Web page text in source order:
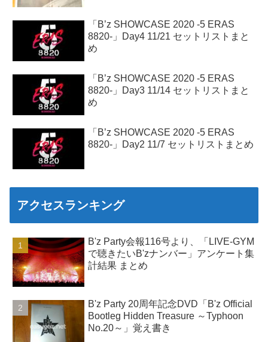
「B’z SHOWCASE 2020 -5 ERAS
8820-」Day4 11/21 セットリストまと
め
「B’z SHOWCASE 2020 -5 ERAS
8820-」Day3 11/14 セットリストまと
め
「B’z SHOWCASE 2020 -5 ERAS
8820-」Day2 11/7 セットリストまとめ
アクセスランキング
B'z Party会報116号より、「LIVE-GYM
で聴きたいB'zナンバー」アンケート集
計結果 まとめ
B'z Party 20周年記念DVD「B'z Official
Bootleg Hidden Treasure ～Typhoon
No.20～」覚え書き